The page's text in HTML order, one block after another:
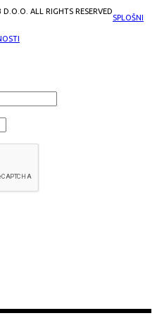
ALL RIGHTS RESERVED
SPLOŠNI